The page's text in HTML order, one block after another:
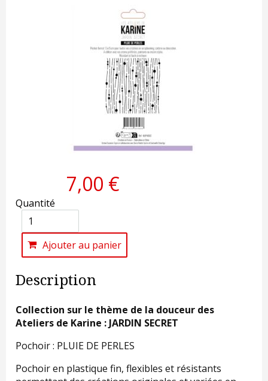
7,00 €
Quantité
Ajouter au panier
Description
Collection sur le thème de la douceur des
Ateliers de Karine : JARDIN SECRET
Pochoir : PLUIE DE PERLES
Pochoir en plastique fin, flexibles et résistants